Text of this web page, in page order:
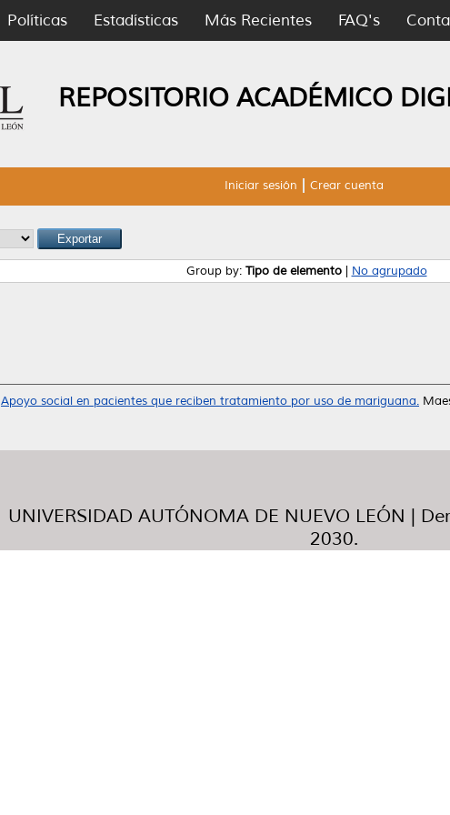
Políticas Estadísticas Más Recientes FAQ's
REPOSITORIO ACADÉMICO
Iniciar sesión Crear cuenta
Group by: Tipo de elemento| No agrupado
Apoyo social en pacientes que reciben tratamiento por uso de mariguana.
UNIVERSIDAD AUTÓNOMA DE NUEVO LEÓN |
2030.